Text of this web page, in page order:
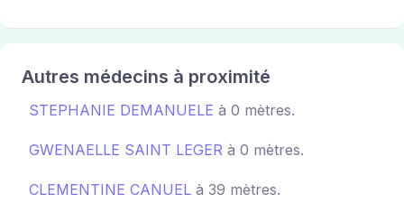
Autres médecins à proximité
STEPHANIE DEMANUELE à 0 mètres.
GWENAELLE SAINT LEGER à 0 mètres.
CLEMENTINE CANUEL à 39 mètres.